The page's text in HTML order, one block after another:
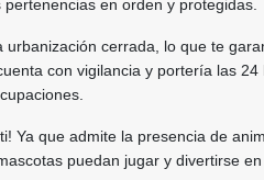
en orden y protegidas.
cerrada, lo que te
con vigilancia y portería las 24
Ya que admite la presencia de
puedan jugar y divertirse en